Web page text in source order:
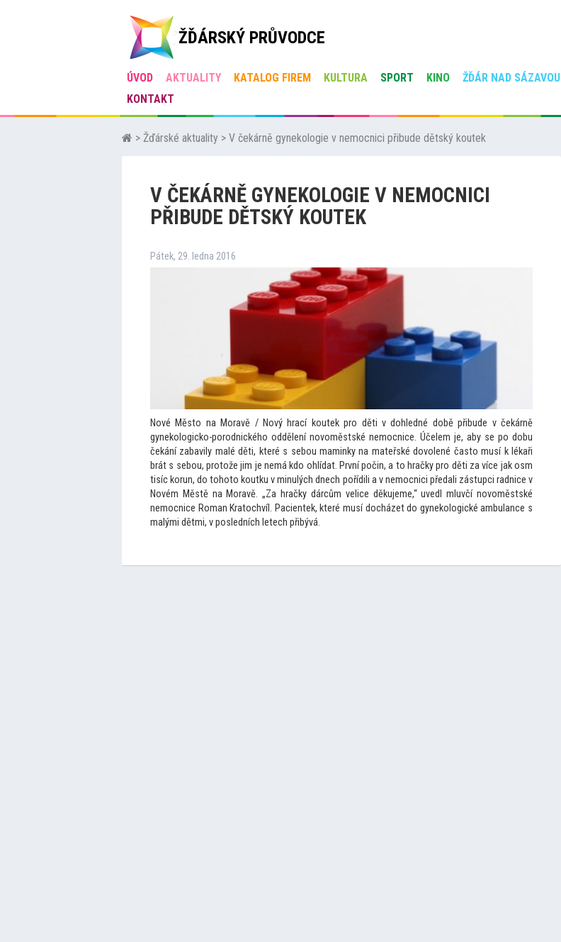
ŽĎÁRSKÝ PRŮVODCE
ÚVOD AKTUALITY KATALOG FIREM KULTURA SPORT KINO ŽĎÁR NAD SÁZAVOU
KONTAKT
> Žďárské aktuality > V čekárně gynekologie v nemocnici přibude dětský koutek
V ČEKÁRNĚ GYNEKOLOGIE V NEMOCNICI
PŘIBUDE DĚTSKÝ KOUTEK
Pátek, 29. ledna 2016
Nové Město na Moravě / Nový hrací koutek pro děti v dohledné době přibude v čekárně
gynekologicko-porodnického oddělení novoměstské nemocnice. Účelem je, aby se po dobu
čekání zabavily malé děti, které s sebou maminky na mateřské dovolené často musí k lékaři
brát s sebou, protože jim je nemá kdo ohlídat. První počin, a to hračky pro děti za více jak osm
tisíc korun, dotohoto koutku v minulých dnech pořídili a v nemocnici předali zástupci radnice v
Novém Městě na Moravě. „Za hračky dárcům velice děkujeme,“ uvedl mluvčí novoměstské
nemocnice Roman Kratochvíl. Pacientek, které musí docházet do gynekologické ambulance s
malými dětmi, v posledních letech přibývá.